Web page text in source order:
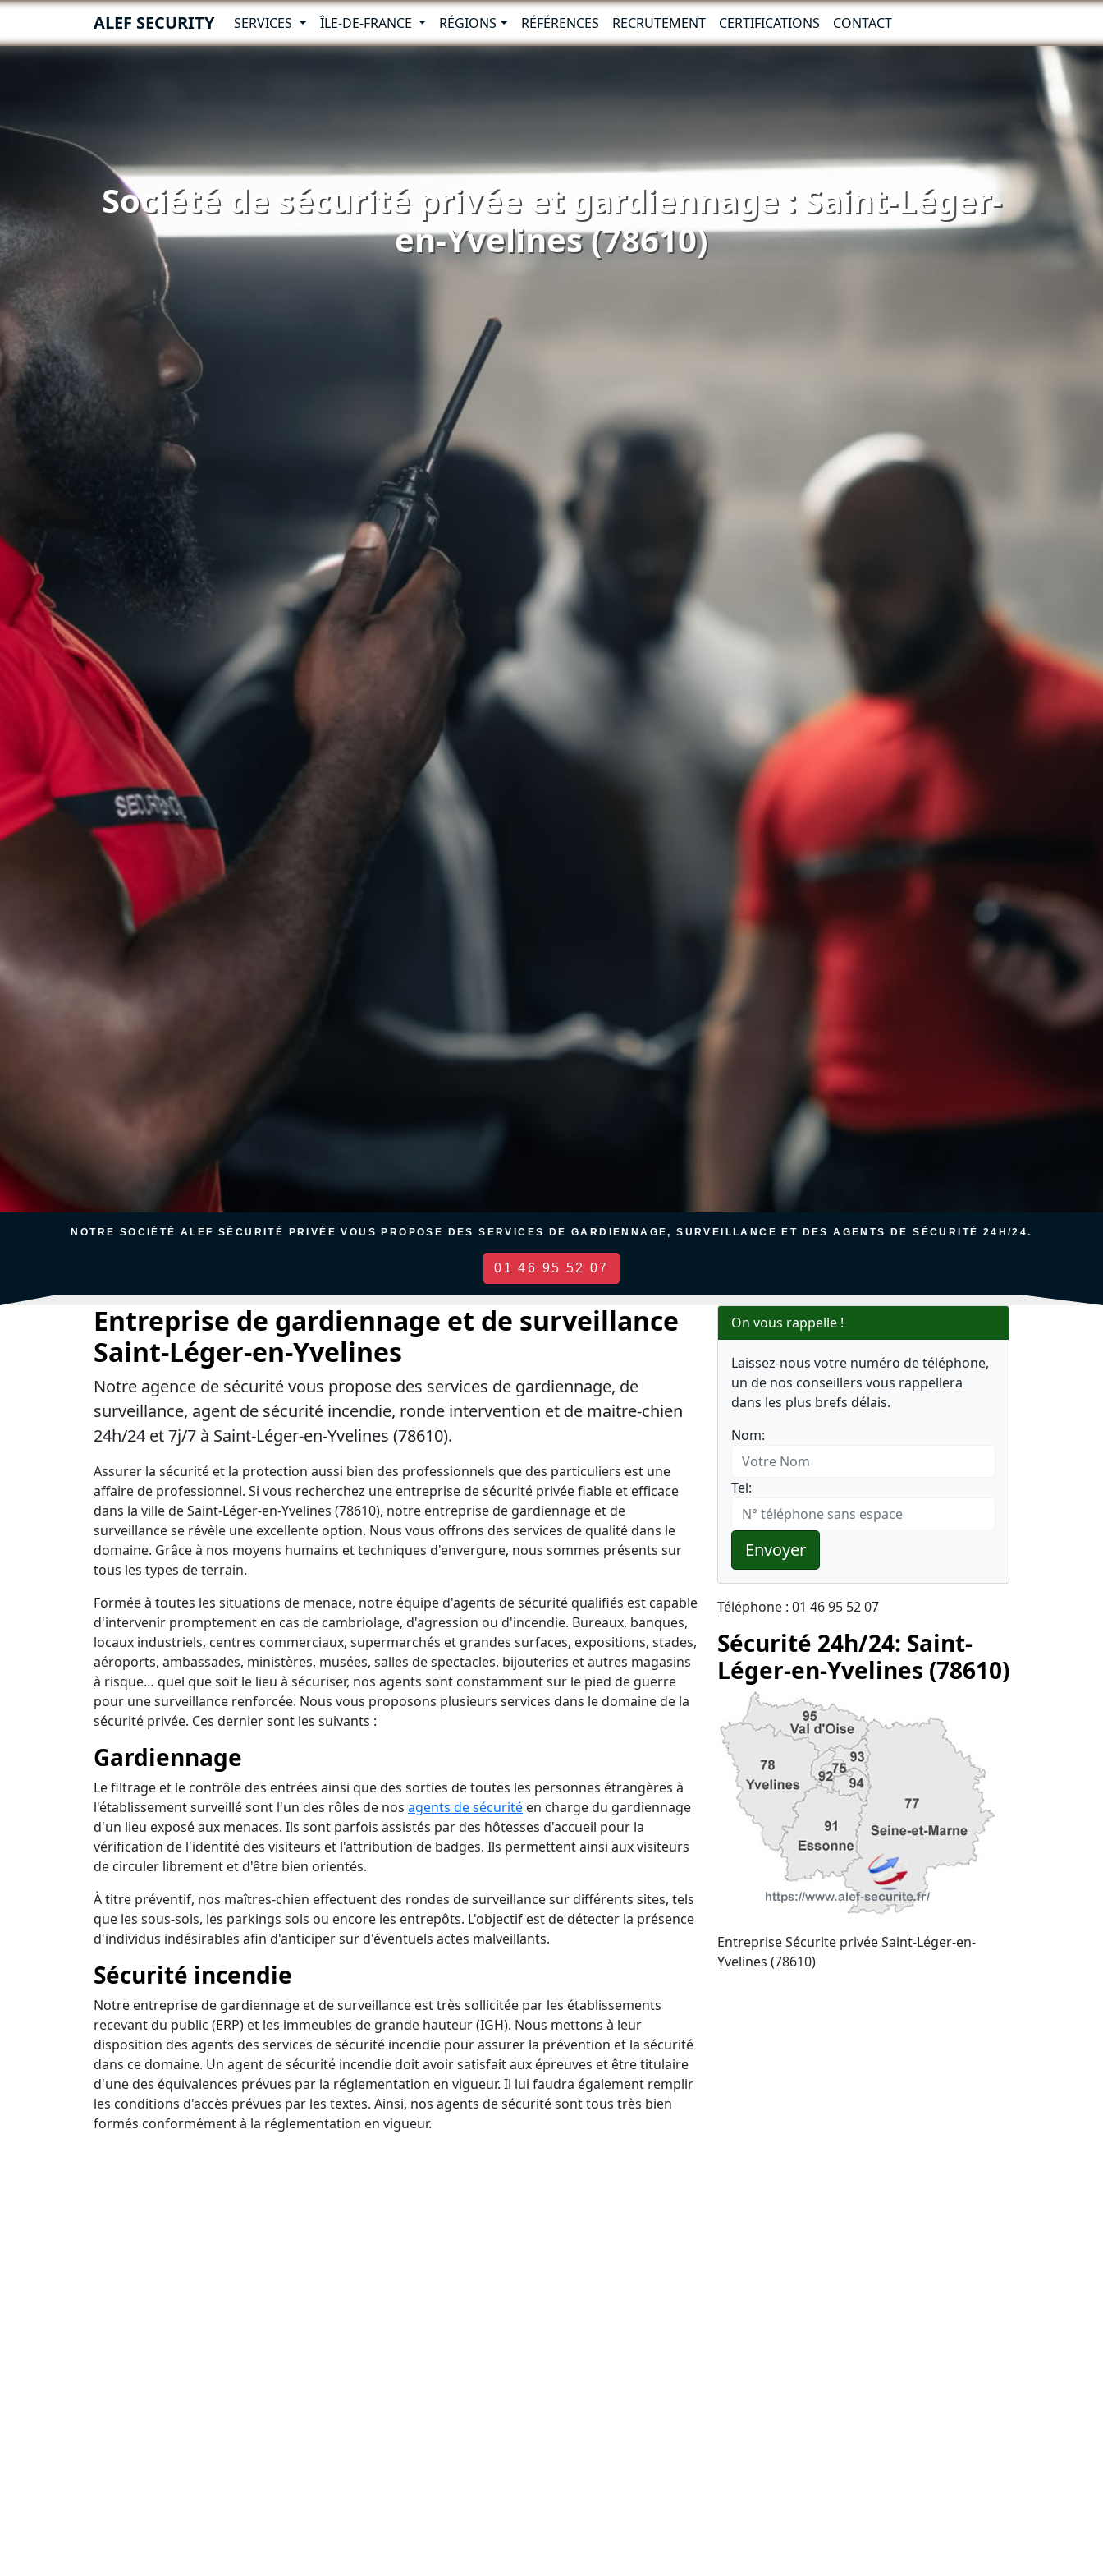
ALEF SECURITY SERVICES ÎLE-DE-FRANCE RÉGIONS RÉFÉRENCES RECRUTEMENT CERTIFICATIONS CONTACT
Société de sécurité privée et gardiennage : Saint-Léger-
en-Yvelines (78610)
NOTRE SOCIÉTÉ ALEF SÉCURITÉ PRIVÉE VOUS PROPOSE DES SERVICES DE GARDIENNAGE, SURVEILLANCE ET DES AGENTS DE SÉCURITÉ 24H/24.
01 46 95 52 07
Entreprise de gardiennage et de surveillance
Saint-Léger-en-Yvelines
Notre agence de sécurité vous propose des services de gardiennage, de
surveillance, agent de sécurité incendie, ronde intervention et de maitre-chien
24h/24 et 7j/7 à Saint-Léger-en-Yvelines (78610).
Assurer la sécurité et la protection aussi bien des professionnels que des particuliers est une
affaire de professionnel. Si vous recherchez une entreprise de sécurité privée fiable et efficace
dans la ville de Saint-Léger-en-Yvelines (78610), notre entreprise de gardiennage et de
surveillance se révèle une excellente option. Nous vous offrons des services de qualité dans le
domaine. Grâce à nos moyens humains et techniques d'envergure, nous sommes présents sur
tous les types de terrain.
Formée à toutes les situations de menace, notre équipe d'agents de sécurité qualifiés est capable
d'intervenir promptement en cas de cambriolage, d'agression ou d'incendie. Bureaux, banques,
locaux industriels, centres commerciaux, supermarchés et grandes surfaces, expositions, stades,
aéroports, ambassades, ministères, musées, salles de spectacles, bijouteries et autres magasins
à risque… quel que soit le lieu à sécuriser, nos agents sont constamment sur le pied de guerre
pour une surveillance renforcée. Nous vous proposons plusieurs services dans le domaine de la
sécurité privée. Ces dernier sont les suivants :
Gardiennage
Le filtrage et le contrôle des entrées ainsi que des sorties de toutes les personnes étrangères à
l'établissement surveillé sont l'un des rôles de nos agents de sécurité en charge du gardiennage
d'un lieu exposé aux menaces. Ils sont parfois assistés par des hôtesses d'accueil pour la
vérification de l'identité des visiteurs et l'attribution de badges. Ils permettent ainsi aux visiteurs
de circuler librement et d'être bien orientés.
À titre préventif, nos maîtres-chien effectuent des rondes de surveillance sur différents sites, tels
que les sous-sols, les parkings sols ou encore les entrepôts. L'objectif est de détecter la présence
d'individus indésirables afin d'anticiper sur d'éventuels actes malveillants.
Sécurité incendie
Notre entreprise de gardiennage et de surveillance est très sollicitée par les établissements
recevant du public (ERP) et les immeubles de grande hauteur (IGH). Nous mettons à leur
disposition des agents des services de sécurité incendie pour assurer la prévention et la sécurité
dans ce domaine. Un agent de sécurité incendie doit avoir satisfait aux épreuves et être titulaire
d'une des équivalences prévues par la réglementation en vigueur. Il lui faudra également remplir
les conditions d'accès prévues par les textes. Ainsi, nos agents de sécurité sont tous très bien
formés conformément à la réglementation en vigueur.
On vous rappelle !
Laissez-nous votre numéro de téléphone,
un de nos conseillers vous rappellera
dans les plus brefs délais.
Nom:
Tel:
Envoyer
Téléphone : 01 46 95 52 07
Sécurité 24h/24: Saint-
Léger-en-Yvelines (78610)
Entreprise Sécurite privée Saint-Léger-en-
Yvelines (78610)